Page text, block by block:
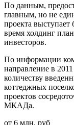
По данным,
главным, но не
проекта
время холдинг
инвесторов.
По информации
направление в
количеству
коттеджных
проектов
МКАДа.
от 6 млн. руб